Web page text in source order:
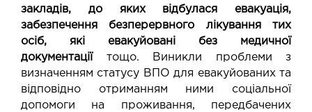
закладів, до яких відбулася евакуація,
забезпечення безперервного лікування тих
осіб, які евакуйовані без медичної
документації тощо. Виникли проблеми з
визначенням статусу ВПО для евакуйованих та
відповідно отриманням ними соціальної
допомоги на проживання, передбачених